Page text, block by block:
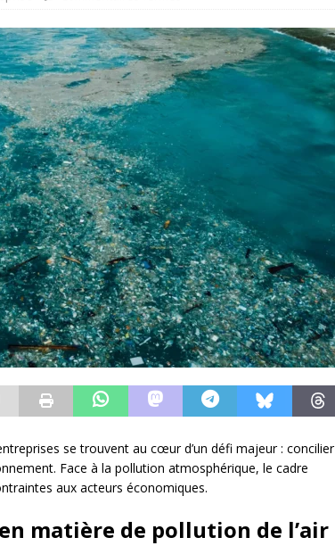
se trouvent au cœur d’un défi majeur : concilier
Face à la pollution atmosphérique, le cadre
aux acteurs économiques.
matière de pollution de l’air